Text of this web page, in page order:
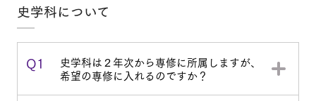
史学科について
Q1 史学科は２年次から専修に所属しますが、
希望の専修に入れるのですか？